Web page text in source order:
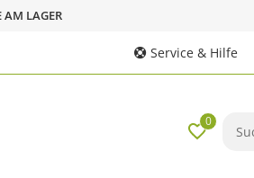
AM LAGER
Service & Hilfe
0